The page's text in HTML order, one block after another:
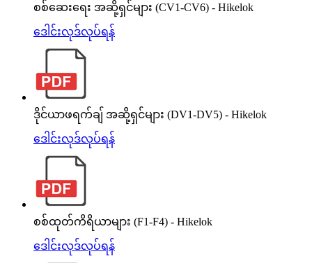
စစ်ဆေးရေး အဆို့ရှင်များ (CV1-CV6) - Hikelok
ဒေါင်းလုဒ်လုပ်ရန်
ဒိုင်ယာဖရက်ချ် အဆို့ရှင်များ (DV1-DV5) - Hikelok
ဒေါင်းလုဒ်လုပ်ရန်
စစ်ထုတ်ကိရိယာများ (F1-F4) - Hikelok
ဒေါင်းလုဒ်လုပ်ရန်